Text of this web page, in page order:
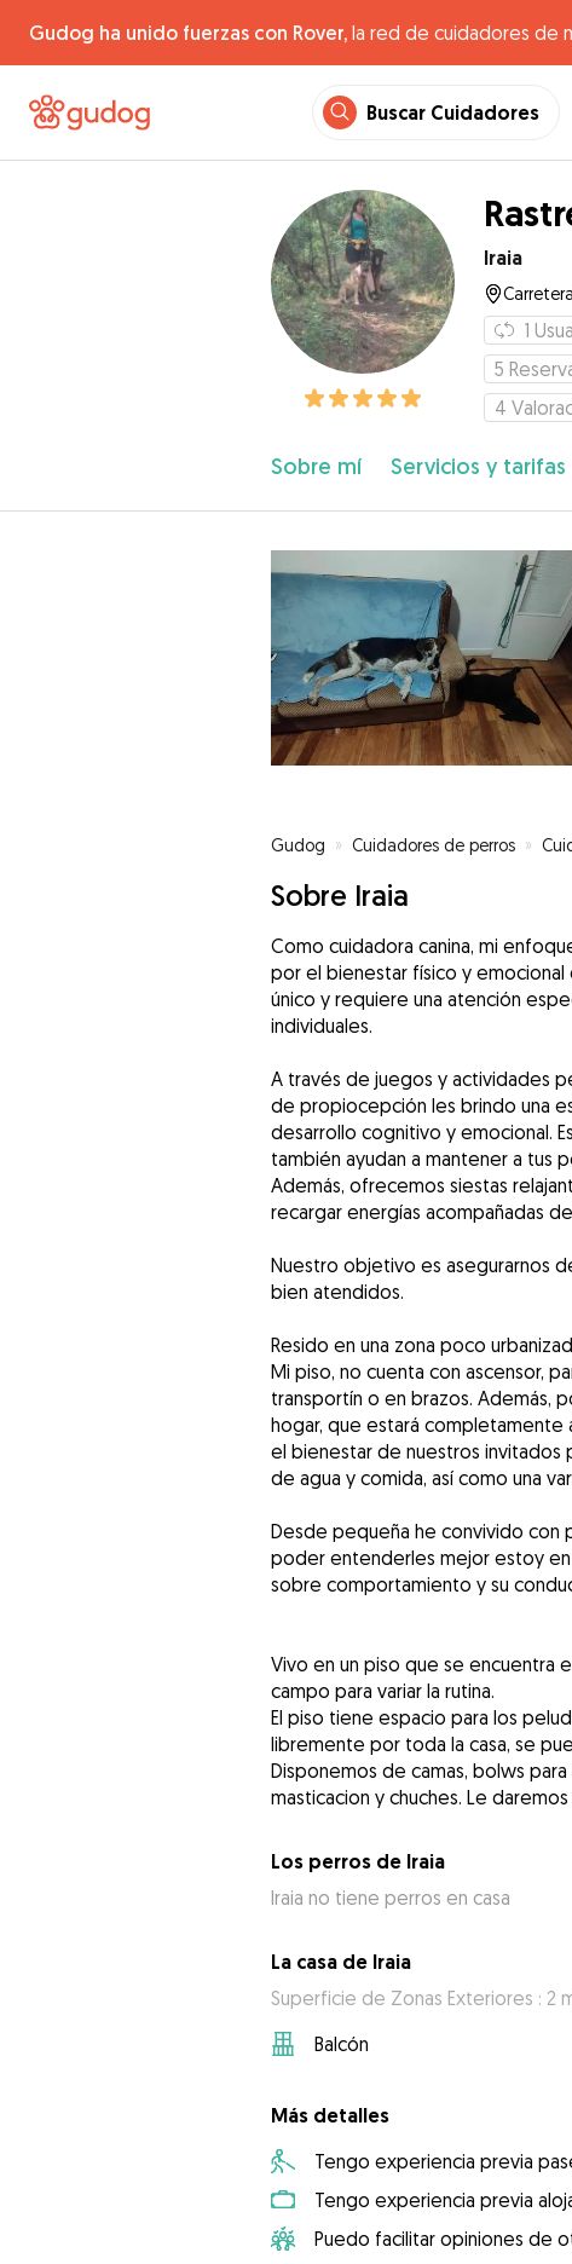
Gudog ha unido fuerzas con Rover, la red de cuidadores de
Buscar Cuidadores
Iraia
1
5
4
Sobre mí Servicios y tarifas
Gudog » Cuidadores de perros »
Sobre Iraia
Como cuidadora canina, mi
por el bienestar físico y
único y requiere una atención
individuales.
A través de juegos y actividades
de propiocepción les brindo una
desarrollo cognitivo y emocional.
también ayudan a mantener a tus
Además, ofrecemos siestas
recargar energías acompañadas
Nuestro objetivo es asegurarnos
bien atendidos.
Resido en una zona poco
Mi piso, no cuenta con ascensor,
transportín o en brazos. Además,
hogar, que estará completamente
el bienestar de nuestros invitados
de agua y comida, así como una
Desde pequeña he convivido con
poder entenderles mejor estoy
sobre comportamiento y su
Vivo en un piso que se encuentra
campo para variar la rutina.
El piso tiene espacio para los
libremente por toda la casa, se
Disponemos de camas, bolws
masticacion y chuches. Le
Los perros de Iraia
Iraia no tiene perros en casa
La casa de Iraia
Superficie de Zonas Exteriores : 2
Balcón
Más detalles
Tengo experiencia previa
Tengo experiencia previa
Puedo facilitar opiniones de